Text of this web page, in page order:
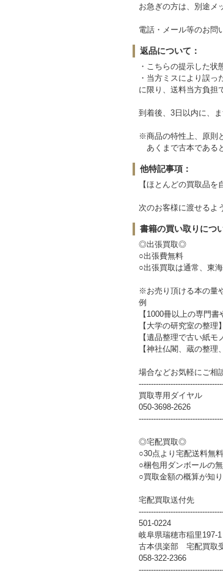
お急ぎの方は、別途メ
電話・メール等のお問
返品について：
・こちらの提示した状
・当方ミスにより誤
に限り、送料当方負担
到着後、3日以内に、
※商品の特性上、原則
あくまで古本である
他特記事項：
【ほとんどの買取品
次のお客様に渡せるよ
書籍の買い取りにつ
◎出張買取◎
○出張費無料
○出張買取は通常、東
※お売り頂ける本の量
例
【1000冊以上の専門書
【大学の研究室の整理】
【遺品整理で古い紙
【神社仏閣、蔵の整
場合などお気軽にご相
買取専用ダイヤル
050-3698-2626
◎宅配買取◎
○30点より宅配送料無料
○梱包用ダンボールの
○買取金額の概算が知
宅配買取送付先
501-0224
岐阜県瑞穂市稲里197-1
古本倶楽部 宅配買取
058-322-2366